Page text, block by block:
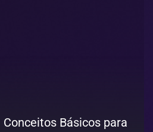
Conceitos Básicos para